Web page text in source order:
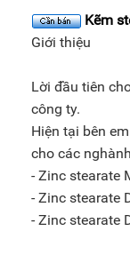
Kẽm
Giới thiệu
Lời đầu tiên
công ty.
Hiện tại bên
cho các
- Zinc stearate
- Zinc stearate
- Zinc stearate